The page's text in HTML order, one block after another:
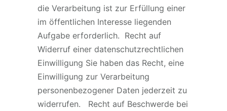
die Verarbeitung ist zur Erfüllung einer
im öffentlichen Interesse liegenden
Aufgabe erforderlich. Recht auf
Widerruf einer datenschutzrechtlichen
Einwilligung Sie haben das Recht, eine
Einwilligung zur Verarbeitung
personenbezogener Daten jederzeit zu
widerrufen. Recht auf Beschwerde bei